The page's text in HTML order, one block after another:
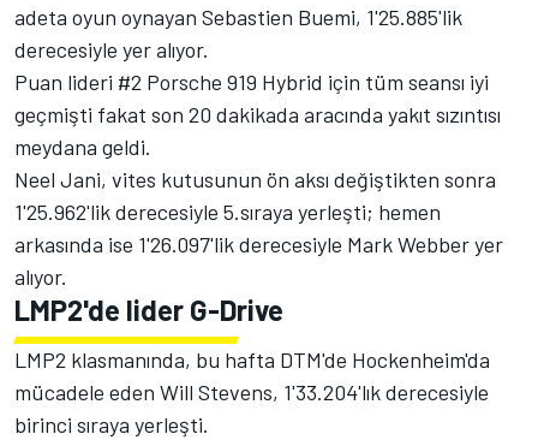
adeta oyun oynayan Sebastien Buemi, 1'25.885'lik
derecesiyle yer alıyor.
Puan lideri #2 Porsche 919 Hybrid için tüm seansı iyi
geçmişti fakat son 20 dakikada aracında yakıt sızıntısı
meydana geldi.
Neel Jani, vites kutusunun ön aksı değiştikten sonra
1'25.962'lik derecesiyle 5.sıraya yerleşti; hemen
arkasında ise 1'26.097'lik derecesiyle Mark Webber yer
alıyor.
LMP2'de lider G-Drive
LMP2 klasmanında, bu hafta DTM'de Hockenheim'da
mücadele eden Will Stevens, 1'33.204'lık derecesiyle
birinci sıraya yerleşti.